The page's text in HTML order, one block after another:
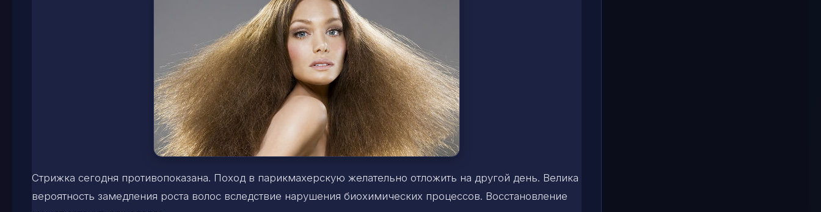
Стрижка сегодня противопоказана. Поход в парикмахерскую желательно отложить на другой день. Велика
вероятность замедления роста волос вследствие нарушения биохимических процессов. Восстановление